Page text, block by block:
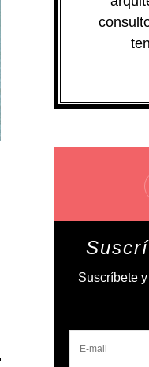
Suscríbete